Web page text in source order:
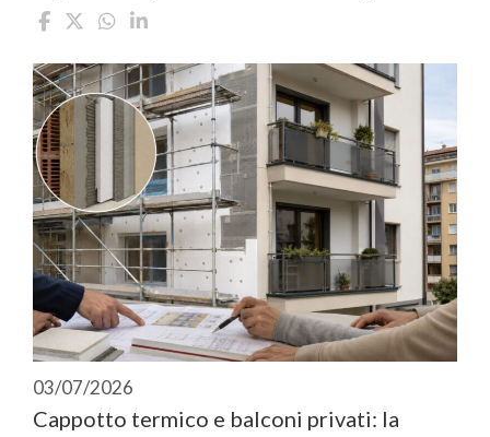
03/07/2026
Cappotto termico e balconi privati: la